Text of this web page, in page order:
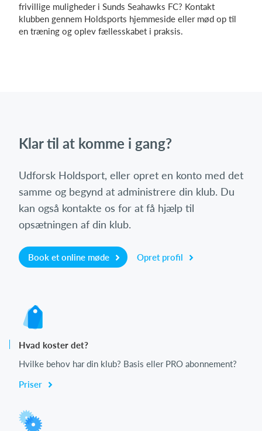
frivillige muligheder i Sunds Seahawks FC? Kontakt
klubben gennem Holdsports hjemmeside eller mød op til
en træning og oplev fællesskabet i praksis.
Klar til at komme i gang?
Udforsk Holdsport, eller opret en konto med det
samme og begynd at administrere din klub. Du
kan også kontakte os for at få hjælp til
opsætningen af din klub.
Book et online møde Opret profil
Hvad koster det?
Hvilke behov har din klub? Basis eller PRO abonnement?
Priser